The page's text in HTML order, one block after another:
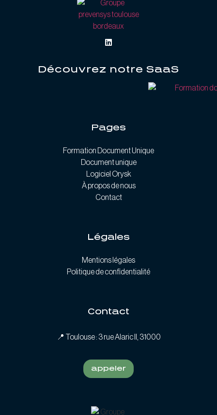
Découvrez notre SaaS
Pages
Formation Document Unique
Document unique
Logiciel Orysk
À propos de nous
Contact
Légales
Mentions légales
Politique de confidentialité
Contact
📍 Toulouse : 3 rue Alaric II, 31000
appeler